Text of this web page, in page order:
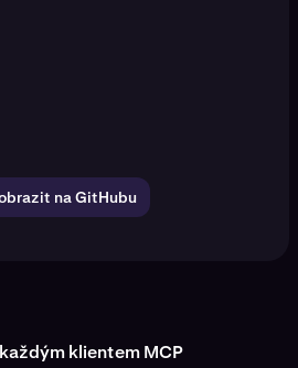
na GitHubu
klientem MCP